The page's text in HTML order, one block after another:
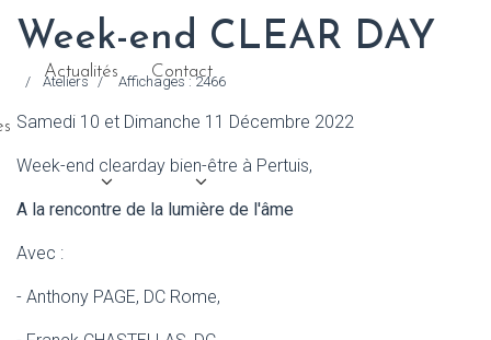
Actualités Contact
Week-end CLEAR DAY
Ateliers Affichages : 2466
Samedi 10 et Dimanche 11 Décembre 2022
Week-end clearday bien-être à Pertuis,
A la rencontre de la lumière de l'âme
Avec :
- Anthony PAGE, DC Rome,